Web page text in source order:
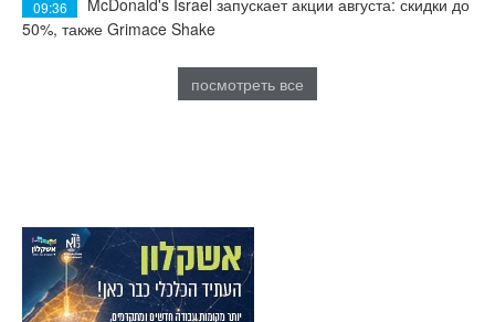
09:36
McDonald's Israel запускает акции августа: скидки до
50%, также Grimace Shake
посмотреть все